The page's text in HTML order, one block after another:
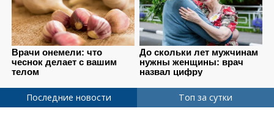
Последние новости Топ за сутки